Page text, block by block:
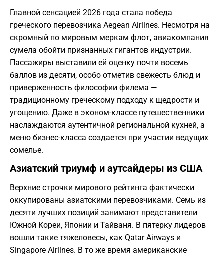
Главной сенсацией 2026 года стала победа
греческого перевозчика Aegean Airlines. Несмотря на
скромный по мировым меркам флот, авиакомпания
сумела обойти признанных гигантов индустрии.
Пассажиры выставили ей оценку почти восемь
баллов из десяти, особо отметив свежесть блюд и
приверженность философии филема —
традиционному греческому подходу к щедрости и
угощению. Даже в эконом-классе путешественники
наслаждаются аутентичной региональной кухней, а
меню бизнес-класса создается при участии ведущих
сомелье.
Азиатский триумф и аутсайдеры из США
Верхние строчки мирового рейтинга фактически
оккупированы азиатскими перевозчиками. Семь из
десяти лучших позиций занимают представители
Южной Кореи, Японии и Тайваня. В пятерку лидеров
вошли такие тяжеловесы, как Qatar Airways и
Singapore Airlines. В то же время американские